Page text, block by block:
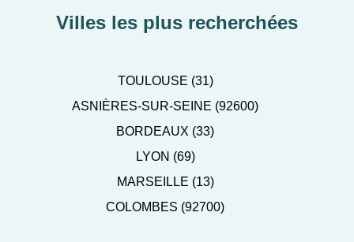
Villes les plus recherchées
TOULOUSE (31)
ASNIÈRES-SUR-SEINE (92600)
BORDEAUX (33)
LYON (69)
MARSEILLE (13)
COLOMBES (92700)